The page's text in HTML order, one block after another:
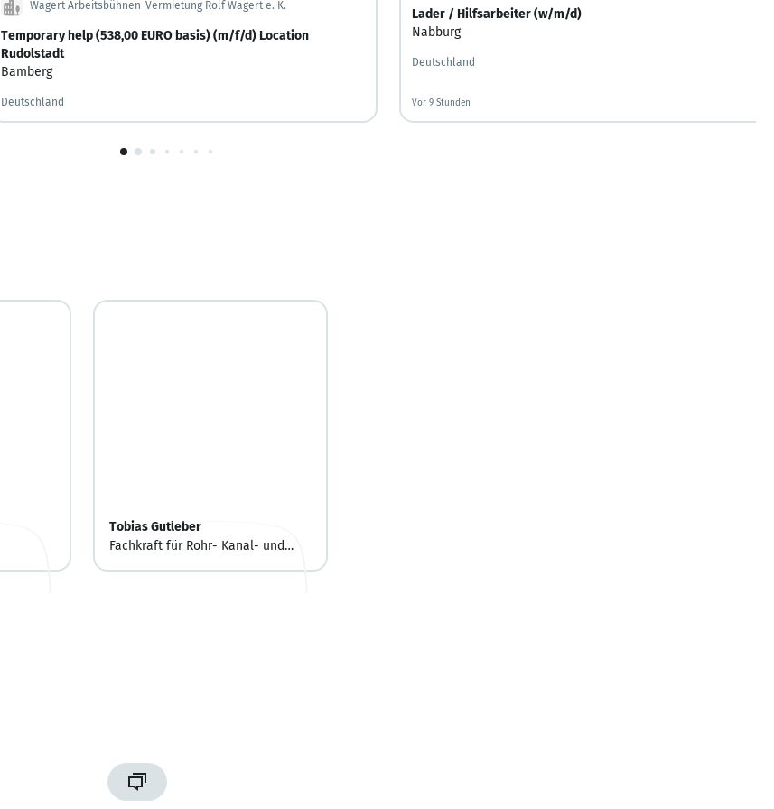
Wagert Arbeitsbühnen-Vermietung Rolf Wagert e. K.
Temporary help (538,00 EURO basis) (m/f/d) Location
Rudolstadt
Bamberg
Deutschland
Lader / Hilfsarbeiter (w/m/d)
Nabburg
Deutschland
Vor 9 Stunden
Vor 9 Stunden veröffentlicht
1
Tobias Gutleber
Fachkraft für Rohr- Kanal- und